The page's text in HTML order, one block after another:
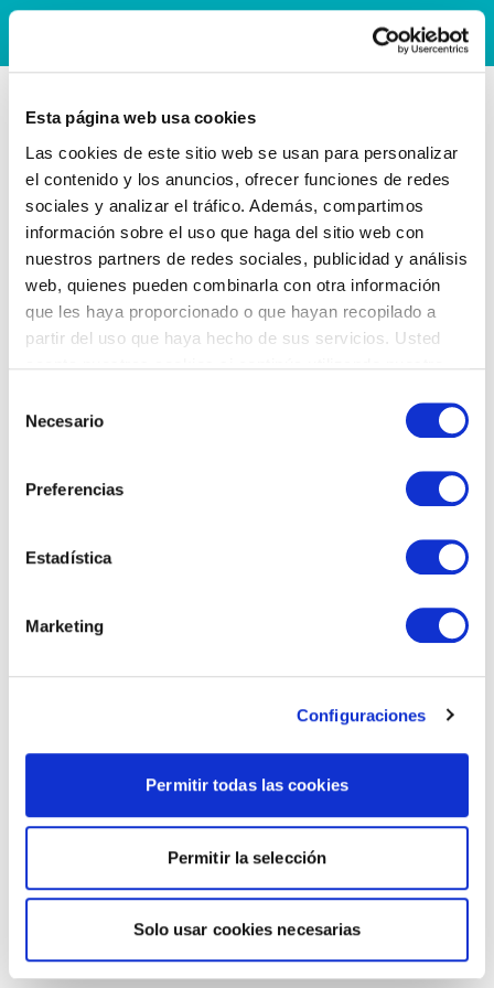
Esta página web usa cookies
Las cookies de este sitio web se usan para personalizar
el contenido y los anuncios, ofrecer funciones de redes
sociales y analizar el tráfico. Además, compartimos
información sobre el uso que haga del sitio web con
nuestros partners de redes sociales, publicidad y análisis
web, quienes pueden combinarla con otra información
que les haya proporcionado o que hayan recopilado a
partir del uso que haya hecho de sus servicios. Usted
Necesario
Preferencias
Estadística
Marketing
Configuraciones
Permitir todas las cookies
Permitir la selección
Solo usar cookies necesarias